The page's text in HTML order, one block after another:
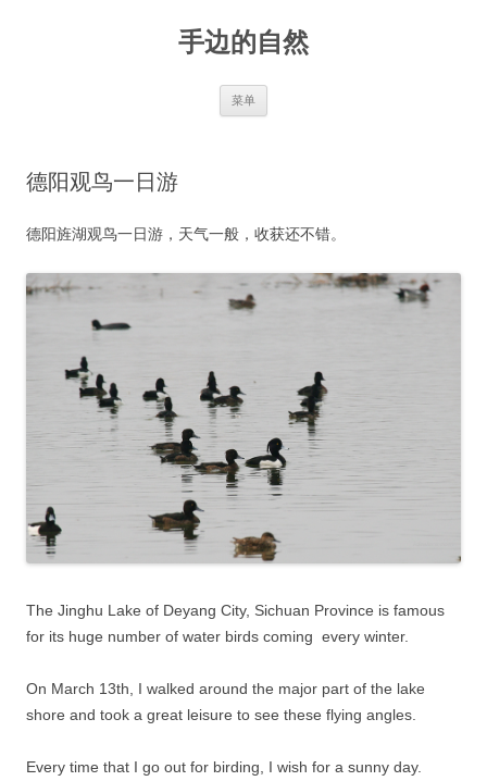
手边的自然
菜单
德阳观鸟一日游
德阳旌湖观鸟一日游，天气一般，收获还不错。
The Jinghu Lake of Deyang City, Sichuan Province is famous
for its huge number of water birds coming every winter.
On March 13th, I walked around the major part of the lake
shore and took a great leisure to see these flying angles.
Every time that I go out for birding, I wish for a sunny day.